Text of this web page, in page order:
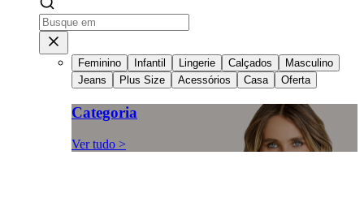
Feminino Infantil Lingerie Calçados
Masculino
Jeans
Plus Size Acessórios Casa Oferta
Categoria
Ver tudo >